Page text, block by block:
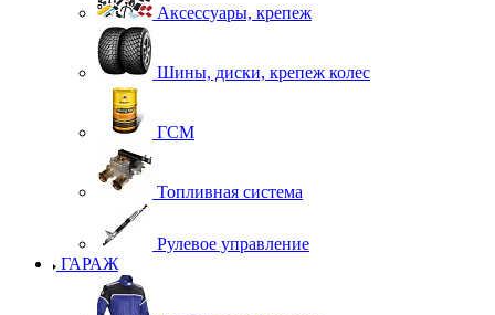
Аксессуары, крепеж
Шины, диски, крепеж колес
ГСМ
Топливная система
Рулевое управление
ГАРАЖ